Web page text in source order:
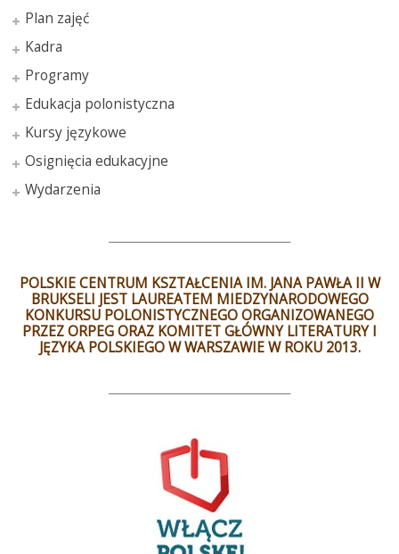
Plan zajęć
Kadra
Programy
Edukacja polonistyczna
Kursy językowe
Osignięcia edukacyjne
Wydarzenia
POLSKIE CENTRUM KSZTAŁCENIA IM. JANA PAWŁA II W
BRUKSELI JEST LAUREATEM MIEDZYNARODOWEGO
KONKURSU POLONISTYCZNEGO ORGANIZOWANEGO
PRZEZ ORPEG ORAZ KOMITET GŁÓWNY LITERATURY I
JĘZYKA POLSKIEGO W WARSZAWIE W ROKU 2013.